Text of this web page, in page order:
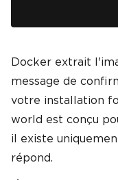
Docker extrait
message de
votre installation
world est conçu
il existe
répond.